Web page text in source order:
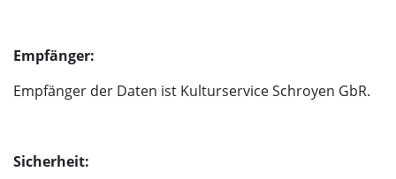
Empfänger:
Empfänger der Daten ist Kulturservice Schroyen GbR.
Sicherheit: